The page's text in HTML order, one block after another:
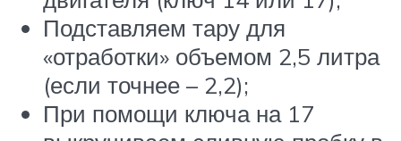
Подставляем тару для
«отработки» объемом 2,5 литра
(если точнее – 2,2);
При помощи ключа на 17